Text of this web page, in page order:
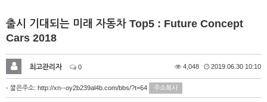
출시 기대되는 미래 자동차 Top5 : Future Concept
Cars 2018
최고관리자 0 4,048 2019.06.30 10:10
- 짧은주소: http://xn--oy2b239al4b.com/bbs/?t=64 주소복사